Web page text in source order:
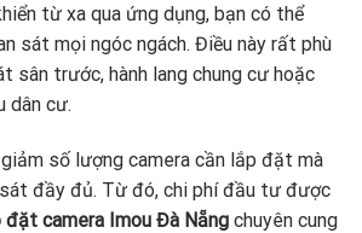
từ xa qua ứng dụng, bạn có thể
sát mọi ngóc ngách. Điều này rất phù
sân trước, hành lang chung cư hoặc
dân cư.
số lượng camera cần lắp đặt mà
đầy đủ. Từ đó, chi phí đầu tư được
đặt camera Imou Đà Nẵng chuyên cung